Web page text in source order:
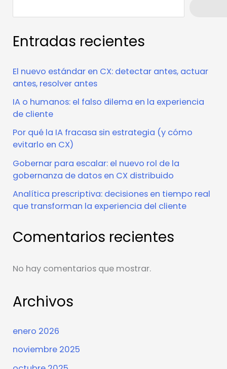
Entradas recientes
El nuevo estándar en CX: detectar antes, actuar
antes, resolver antes
IA o humanos: el falso dilema en la experiencia
de cliente
Por qué la IA fracasa sin estrategia (y cómo
evitarlo en CX)
Gobernar para escalar: el nuevo rol de la
gobernanza de datos en CX distribuido
Analítica prescriptiva: decisiones en tiempo real
que transforman la experiencia del cliente
Comentarios recientes
No hay comentarios que mostrar.
Archivos
enero 2026
noviembre 2025